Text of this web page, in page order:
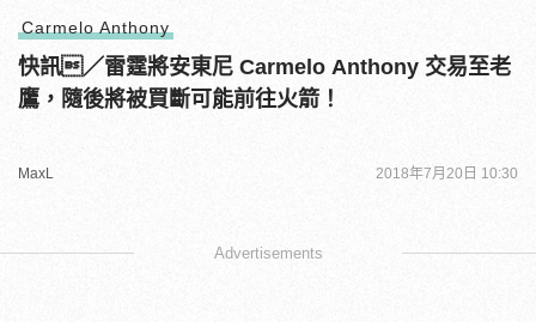
Carmelo Anthony
快訊／雷霆將安東尼 Carmelo Anthony 交易至老
鷹，隨後將被買斷可能前往火箭！
MaxL 2018年7月20日 10:30
Advertisements